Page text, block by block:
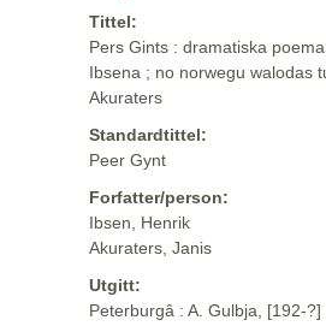
Tittel:
Pers Gints : dramatiska
Ibsena ; no norwegu walodas
Akuraters
Standardtittel:
Peer Gynt
Forfatter/person:
Ibsen, Henrik
Akuraters, Janis
Utgitt:
Peterburgâ : A. Gulbja, [192-?]